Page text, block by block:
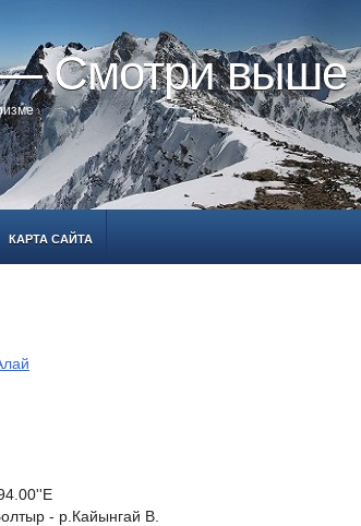
— Смотри выше
КАРТА САЙТА
- р.Кайынгай В.